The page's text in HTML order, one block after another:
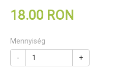
18.00 RON
Mennyiség
- +